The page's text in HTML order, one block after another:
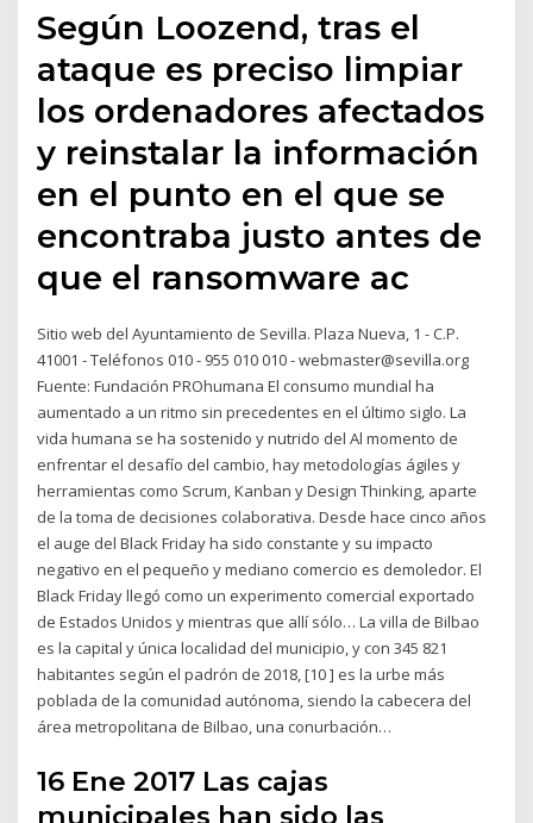
Según Loozend, tras el
ataque es preciso limpiar
los ordenadores afectados
y reinstalar la información
en el punto en el que se
encontraba justo antes de
que el ransomware ac
Sitio web del Ayuntamiento de Sevilla. Plaza Nueva, 1 - C.P.
41001 - Teléfonos 010 - 955 010 010 - webmaster@sevilla.org
Fuente: Fundación PROhumana El consumo mundial ha
aumentado a un ritmo sin precedentes en el último siglo. La
vida humana se ha sostenido y nutrido del Al momento de
enfrentar el desafío del cambio, hay metodologías ágiles y
herramientas como Scrum, Kanban y Design Thinking, aparte
de la toma de decisiones colaborativa. Desde hace cinco años
el auge del Black Friday ha sido constante y su impacto
negativo en el pequeño y mediano comercio es demoledor. El
Black Friday llegó como un experimento comercial exportado
de Estados Unidos y mientras que allí sólo… La villa de Bilbao
es la capital y única localidad del municipio, y con 345 821
habitantes según el padrón de 2018, [10 ] es la urbe más
poblada de la comunidad autónoma, siendo la cabecera del
área metropolitana de Bilbao, una conurbación…
16 Ene 2017 Las cajas
municipales han sido las